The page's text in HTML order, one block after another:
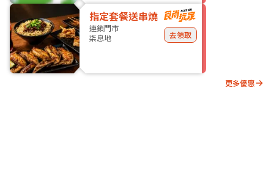
指定套餐送串燒
連鎖門市
柒息地
去領取
更多優惠